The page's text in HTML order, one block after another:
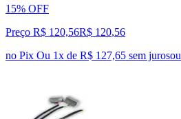
15% OFF
Preço R$ 120,56R$ 120,56
no Pix Ou 1x de R$ 127,65 sem jurosou